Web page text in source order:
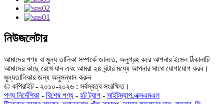
নিউজলেটার
আমাদের পণ্য বা মূল্য তালিকা সম্পর্কে জানতে, অনুগ্রহ করে আপনার ইমেল ঠিকানাটি
আমাদের কাছে রেখে যান এবং আমরা ২৪ ঘন্টার মধ্যে আপনার সাথে যোগাযোগ করব।
মূল্যতালিকার জন্য অনুসন্ধান করুন
© কপিরাইট - ২০১০-২০২৬ : সর্বস্বত্ব সংরক্ষিত।
পণ্য নির্দেশিকা - বিশেষ পণ্য - হট ট্যাগ - সাইটম্যাপ.এক্সএমএল